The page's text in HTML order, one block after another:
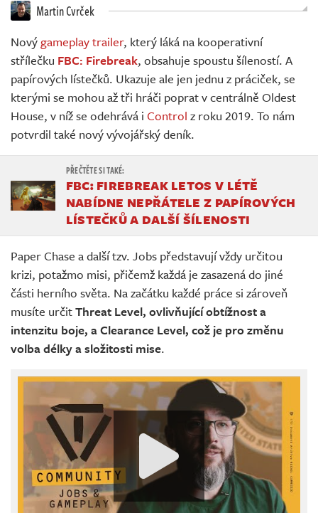
Živě Martin Cvrček
Novýgameplay trailer, který láká na kooperativní
střílečku FBC: Firebreak, obsahuje spoustu šíleností. A
papírových lístečků. Ukazuje ale jen jednu z práciček, se
kterými se mohou až tři hráči poprat v centrálně Oldest
House, v níž se odehrává i Control z roku 2019. To nám
potvrdil také nový vývojářský deník.
FBC: FIREBREAK LETOS V LÉTĚ
NABÍDNE NEPŘÁTELE Z PAPÍROVÝCH
LÍSTEČKŮ A DALŠÍ ŠÍLENOSTI
Paper Chase a další tzv. Jobs představují vždy určitou
krizi, potažmo misi, přičemž každá je zasazená do jiné
části herního světa. Na začátku každé práce si zároveň
musíte určitThreat Level, ovlivňující obtížnost a
intenzitu boje, a Clearance Level, což je pro změnu
volba délky a složitosti mise.